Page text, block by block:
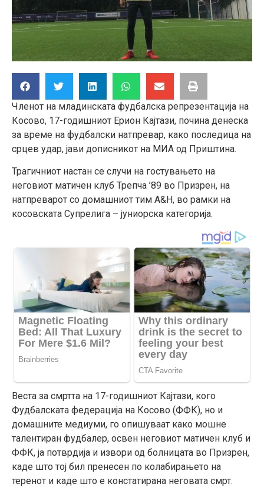
Членот на младинската фудбалска репрезентација на
Косово, 17-годишниот Ерион Кајтази, почина денеска
за време на фудбалски натпревар, како последица на
срцев удар, јави дописникот на МИА од Приштина.
Трагичниот настан се случи на гостувањето на
неговиот матичен клуб Трепча ’89 во Призрен, на
натпреварот со домашниот тим А&Н, во рамки на
косовската Супрелига – јуниорска категорија.
Веста за смртта на 17-годишниот Кајтази, кого
Фудбалската федерација на Косово (ФФК), но и
домашните медиуми, го опишуваат како мошне
талентиран фудбалер, освен неговиот матичен клуб и
ФФК, ја потврдија и извори од болницата во Призрен,
каде што тој бил пренесен по колабирањето на
теренот и каде што е констатирана неговата смрт.